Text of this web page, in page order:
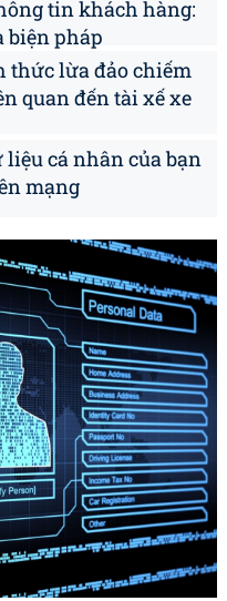
tin khách hàng:
biện pháp
thức lừa đảo chiếm
quan đến tài xế xe
liệu cá nhân của bạn
mạng